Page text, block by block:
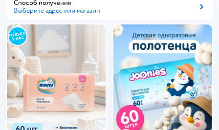
Способ получения
Выберите адрес или магазин